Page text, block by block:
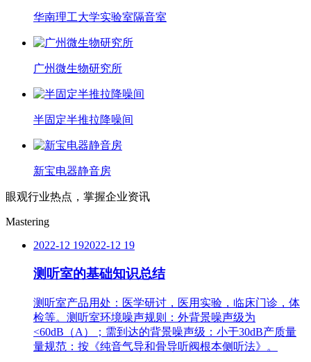
华南理工大学实验室隔音室
广州微生物研究所
半固定半推拉降噪间
新宝电器静音房
眼观行业热点，掌握企业资讯
Mastering
2022-12 192022-12 19
测听室的基础知识总结
测听室产品用处：医学研讨，医用实验，临床门诊，体
检等。测听室环境噪声规则：外背景噪声级为
<60dB（A）；需到达的背景噪声级：小于30dB产质量
量规范：按《纯音气导和骨导听阀根本侧听法》。